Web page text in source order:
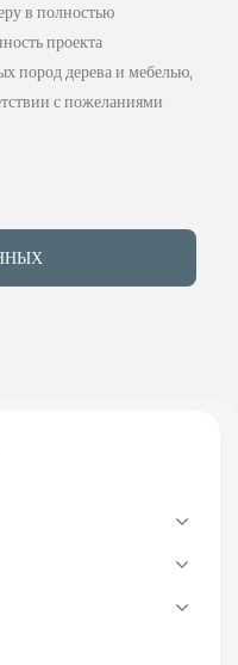
СТИЛЕ
в полностью
проекта
пород дерева и мебелью,
с пожеланиями